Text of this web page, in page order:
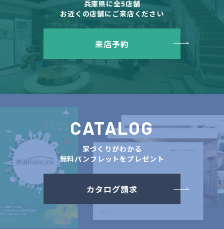
兵庫県に全5店舗
お近くの店舗にご来店ください
来店予約
CATALOG
家づくりがわかる
無料パンフレットをプレゼント
カタログ請求